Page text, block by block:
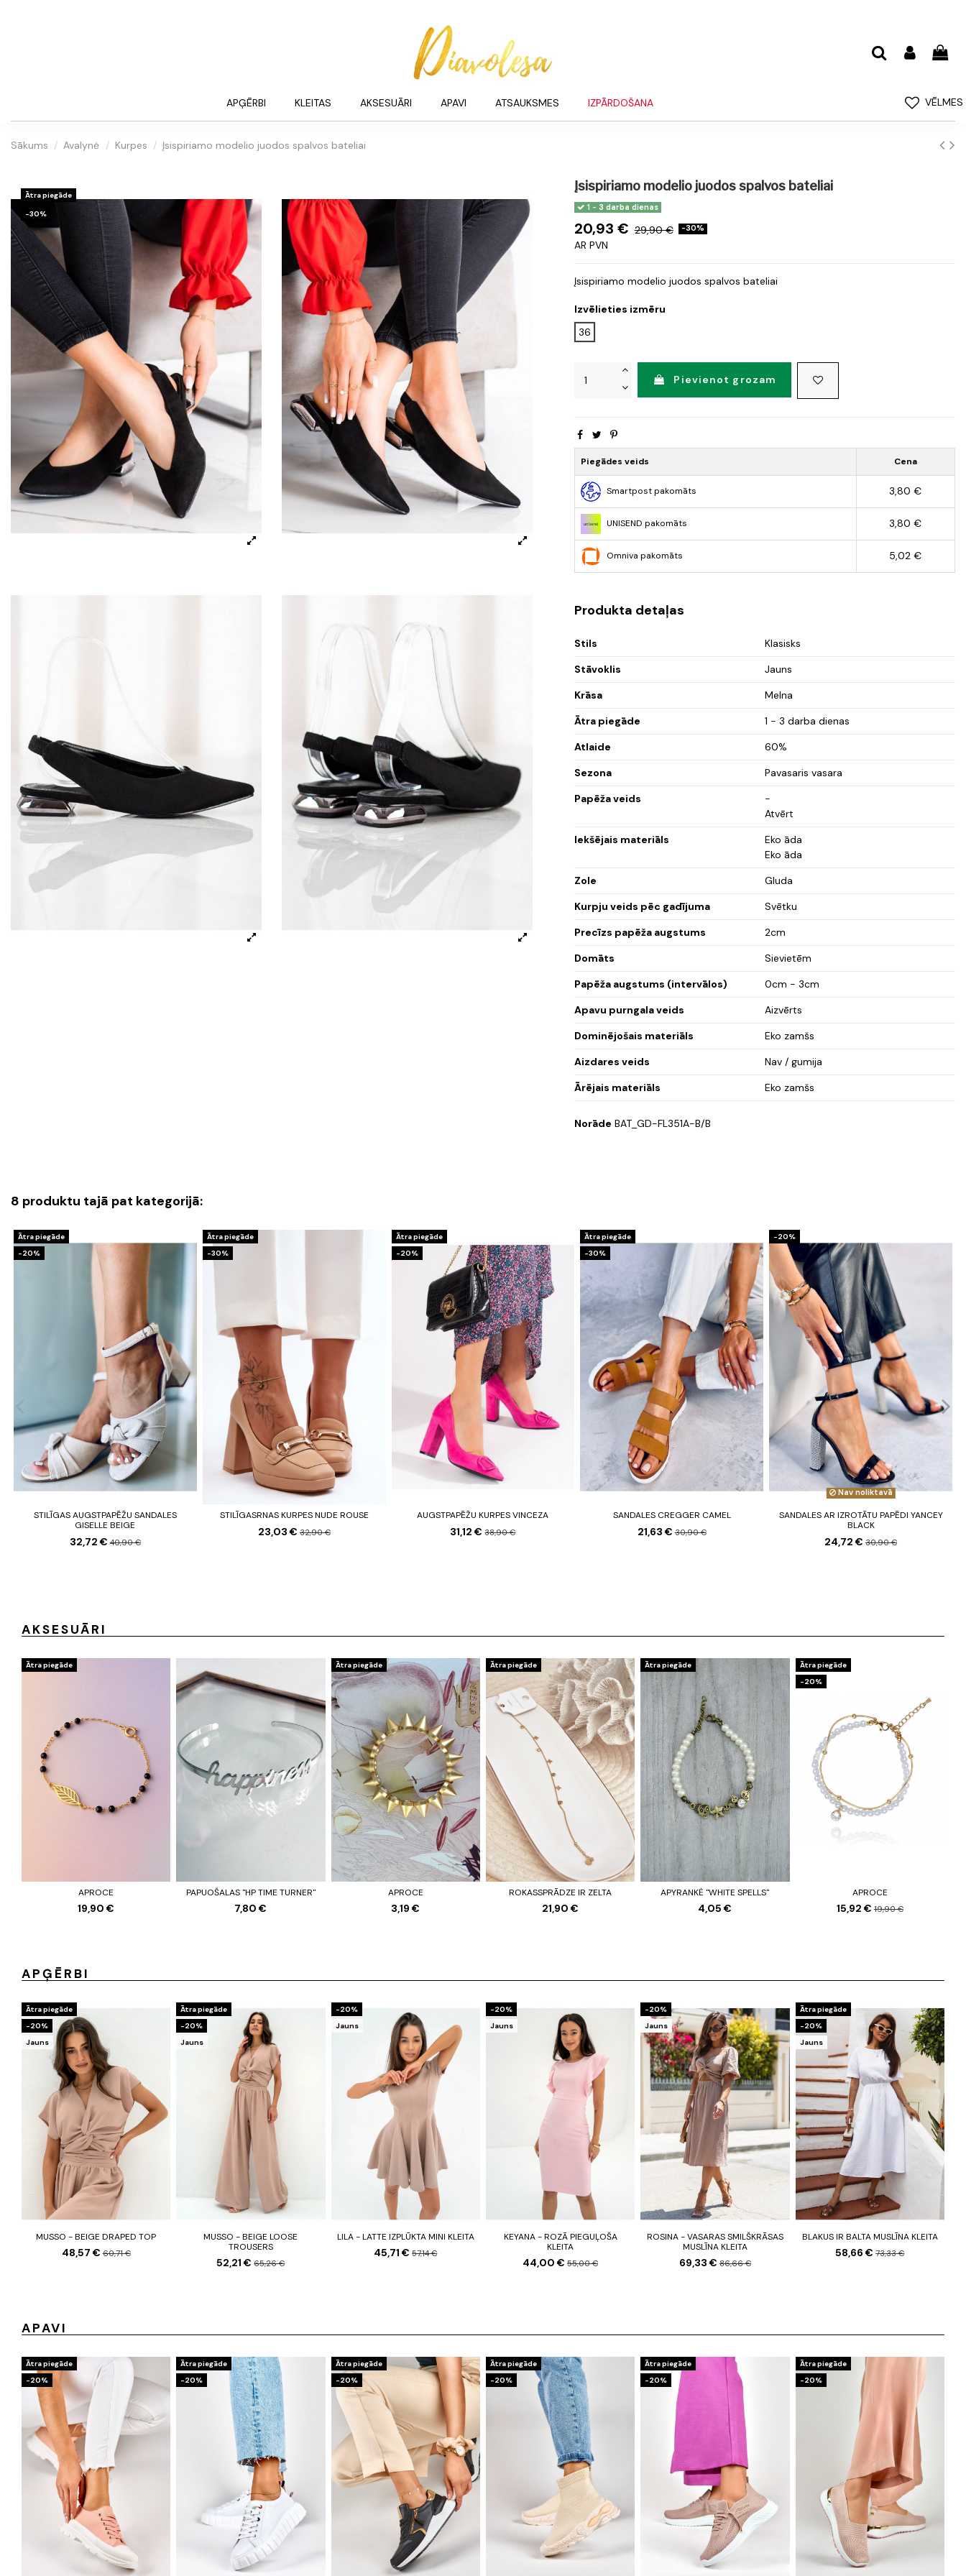
APĢĒRBI KLEITAS AKSESUĀRI APAVI ATSAUKSMES IZPĀRDOŠANA VĒLMES
Sākums Avalynė Kurpes Įsispiriamo modelio juodos spalvos bateliai
Ātra piegāde
-30%
Įsispiriamo modelio juodos spalvos bateliai
1 - 3 darba dienas
20,93 € 29,90 € -30%
AR PVN
Įsispiriamo modelio juodos spalvos bateliai
Izvēlieties izmēru
36
Pievienot grozam
Piegādes veids Cena
Smartpost pakomāts 3,80 €
UNISEND pakomāts 3,80 €
Omniva pakomāts 5,02 €
Produkta detaļas
Stils
Klasisks
Stāvoklis
Jauns
Krāsa
Melna
Ātra piegāde
1 - 3 darba dienas
Atlaide
60%
Sezona
Pavasaris vasara
Papēža veids
-
Atvērt
Iekšējais materiāls
Eko āda
Eko āda
Zole
Gluda
Kurpju veids pēc gadījuma
Svētku
Precīzs papēža augstums
2cm
Domāts
Sievietēm
Papēža augstums (intervālos)
0cm - 3cm
Apavu purngala veids
Aizvērts
Dominējošais materiāls
Eko zamšs
Aizdares veids
Nav / gumija
Ārējais materiāls
Eko zamšs
Norāde BAT_GD-FL351A-B/B
8 produktu tajā pat kategorijā:
Ātra piegāde
-20%
STILĪGAS AUGSTPAPĒŽU SANDALES
GISELLE BEIGE
32,72 € 40,90 €
Ātra piegāde
-30%
STILĪGASRNAS KURPES NUDE ROUSE
23,03 €32,90 €
Ātra piegāde
-20%
AUGSTPAPĒŽU KURPES VINCEZA
31,12 €38,90 €
Ātra piegāde
-30%
SANDALES CREGGER CAMEL
21,63 €30,90 €
-20%
Nav noliktavā
SANDALES AR IZROTĀTU PAPĒDI YANCEY
BLACK
24,72 €30,90 €
AKSESUĀRI
Ātra piegāde
APROCE
19,90 €
PAPUOŠALAS "HP TIME TURNER"
7,80 €
Ātra piegāde
APROCE
3,19 €
Ātra piegāde
ROKASSPRĀDZE IR ZELTA
21,90 €
Ātra piegāde
APYRANKĖ "WHITE SPELLS"
4,05 €
Ātra piegāde
-20%
APROCE
15,92 €19,90 €
APĢĒRBI
Ātra piegāde
-20%
Jauns
MUSSO - BEIGE DRAPED TOP
48,57 €60,71 €
Ātra piegāde
-20%
Jauns
MUSSO - BEIGE LOOSE
TROUSERS
52,21 €65,26 €
-20%
Jauns
LILA - LATTE IZPLŪKTA MINI KLEITA
45,71 €57,14 €
-20%
Jauns
KEYANA - ROZĀ PIEGUĻOŠA
KLEITA
44,00 €55,00 €
-20%
Jauns
ROSINA - VASARAS SMILŠKRĀSAS
MUSLĪNA KLEITA
69,33 € 86,66 €
Ātra piegāde
-20%
Jauns
BLAKUS IR BALTA MUSLĪNA KLEITA
58,66 €73,33 €
APAVI
Ātra piegāde
-20%
Ātra piegāde
-20%
Ātra piegāde
-20%
Ātra piegāde
-20%
Ātra piegāde
-20%
Ātra piegāde
-20%